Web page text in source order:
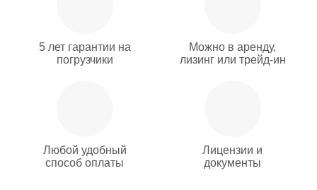
5 лет гарантии на
погрузчики
Можно в аренду,
лизинг или трейд-ин
Любой удобный
способ оплаты
Лицензии и
документы